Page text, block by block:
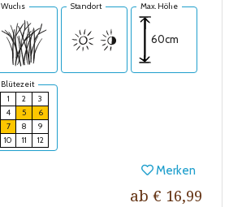
Wuchs Standort Max. Höhe
60cm
Blütezeit
1
2
3
4
5
6
7
8
9
10
11 12
Merken
ab € 16,99